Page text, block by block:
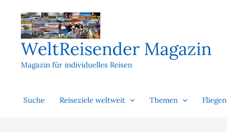
springen
WeltReisender Magazin
Magazin für individuelles Reisen
Suche Reiseziele weltweit Themen Fliegen